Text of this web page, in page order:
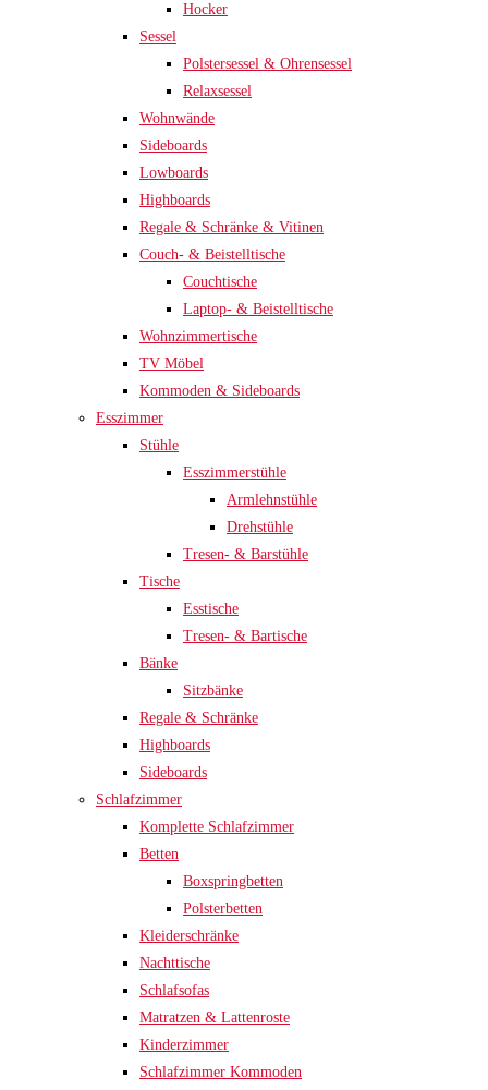
Hocker
Sessel
Polstersessel & Ohrensessel
Relaxsessel
Wohnwände
Sideboards
Lowboards
Highboards
Regale & Schränke & Vitinen
Couch- & Beistelltische
Couchtische
Laptop- & Beistelltische
Wohnzimmertische
TV Möbel
Kommoden & Sideboards
Esszimmer
Stühle
Esszimmerstühle
Armlehnstühle
Drehstühle
Tresen- & Barstühle
Tische
Esstische
Tresen- & Bartische
Bänke
Sitzbänke
Regale & Schränke
Highboards
Sideboards
Schlafzimmer
Komplette Schlafzimmer
Betten
Boxspringbetten
Polsterbetten
Kleiderschränke
Nachttische
Schlafsofas
Matratzen & Lattenroste
Kinderzimmer
Schlafzimmer Kommoden